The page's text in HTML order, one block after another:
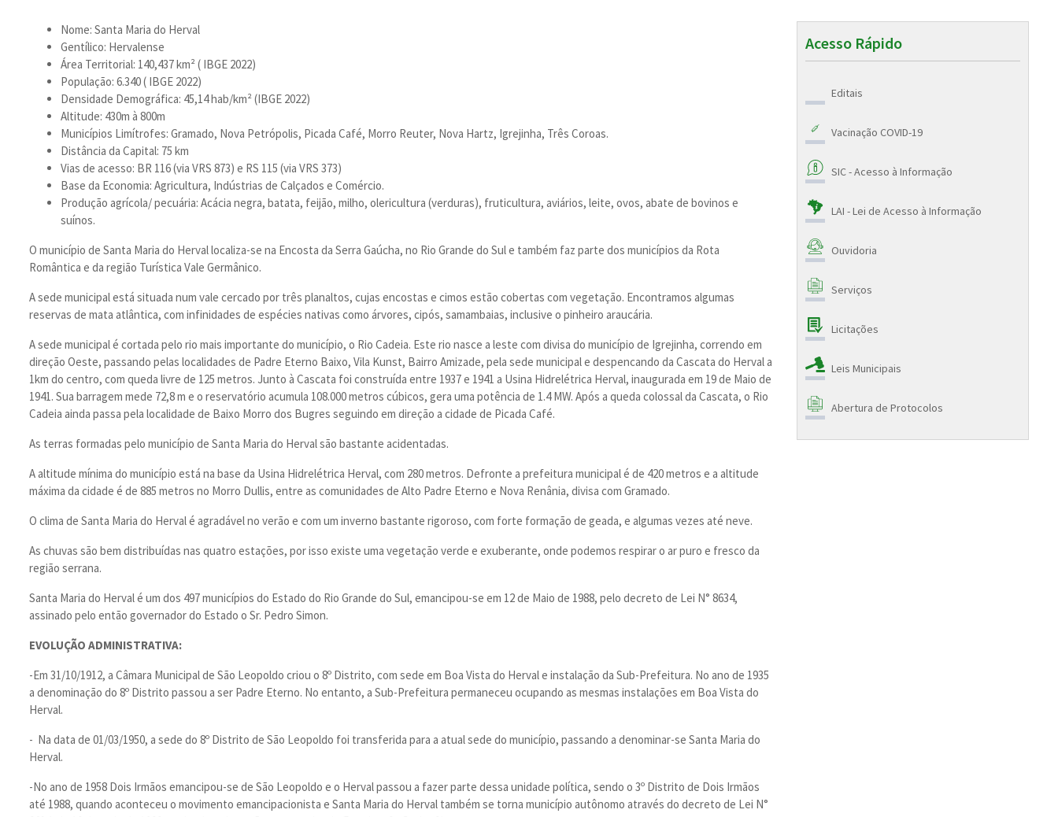
Nome: Santa Maria do Herval
Gentílico: Hervalense
Área Territorial: 140,437 km² ( IBGE 2022)
População: 6.340 ( IBGE 2022)
Densidade Demográfica: 45,14 hab/km² (IBGE 2022)
Altitude: 430m à 800m
Municípios Limítrofes: Gramado, Nova Petrópolis, Picada Café, Morro Reuter, Nova Hartz, Igrejinha, Três Coroas.
Distância da Capital: 75 km
Vias de acesso: BR 116 (via VRS 873) e RS 115 (via VRS 373)
Base da Economia: Agricultura, Indústrias de Calçados e Comércio.
Produção agrícola/ pecuária: Acácia negra, batata, feijão, milho, olericultura (verduras), fruticultura, aviários, leite, ovos, abate de bovinos e
suínos.
O município de Santa Maria do Herval localiza-se na Encosta da Serra Gaúcha, no Rio Grande do Sul e também faz parte dos municípios da Rota
Romântica e da região Turística Vale Germânico.
A sede municipal está situada num vale cercado por três planaltos, cujas encostas e cimos estão cobertas com vegetação. Encontramos algumas
reservas de mata atlântica, com infinidades de espécies nativas como árvores, cipós, samambaias, inclusive o pinheiro araucária.
A sede municipal é cortada pelo rio mais importante do município, o Rio Cadeia. Este rio nasce a leste com divisa do município de Igrejinha, correndo em
direção Oeste, passando pelas localidades de Padre Eterno Baixo, Vila Kunst, Bairro Amizade, pela sede municipal e despencando da Cascata do Herval a
1km do centro, com queda livre de 125 metros. Junto à Cascata foi construída entre 1937 e 1941 a Usina Hidrelétrica Herval, inaugurada em 19 de Maio de
1941. Sua barragem mede 72,8 m e o reservatório acumula 108.000 metros cúbicos, gera uma potência de 1.4 MW. Após a queda colossal da Cascata, o Rio
Cadeia ainda passa pela localidade de Baixo Morro dos Bugres seguindo em direção a cidade de Picada Café.
As terras formadas pelo município de Santa Maria do Herval são bastante acidentadas.
A altitude mínima do município está na base da Usina Hidrelétrica Herval, com 280 metros. Defronte a prefeitura municipal é de 420 metros e a altitude
máxima da cidade é de 885 metros no Morro Dullis, entre as comunidades de Alto Padre Eterno e Nova Renânia, divisa com Gramado.
O clima de Santa Maria do Herval é agradável no verão e com um inverno bastante rigoroso, com forte formação de geada, e algumas vezes até neve.
As chuvas são bem distribuídas nas quatro estações, por isso existe uma vegetação verde e exuberante, onde podemos respirar o ar puro e fresco da
região serrana.
Santa Maria do Herval é um dos 497 municípios do Estado do Rio Grande do Sul, emancipou-se em 12 de Maio de 1988, pelo decreto de Lei N° 8634,
assinado pelo então governador do Estado o Sr. Pedro Simon.
EVOLUÇÃO ADMINISTRATIVA:
-Em 31/10/1912, a Câmara Municipal de São Leopoldo criou o 8º Distrito, com sede em Boa Vista do Herval e instalação da Sub-Prefeitura. No ano de 1935
a denominação do 8º Distrito passou a ser Padre Eterno. No entanto, a Sub-Prefeitura permaneceu ocupando as mesmas instalações em Boa Vista do
Herval.
- Na data de 01/03/1950, a sede do 8º Distrito de São Leopoldo foi transferida para a atual sede do município, passando a denominar-se Santa Maria do
Herval.
-No ano de 1958 Dois Irmãos emancipou-se de São Leopoldo e o Herval passou a fazer parte dessa unidade política, sendo o 3º Distrito de Dois Irmãos
até 1988, quando aconteceu o movimento emancipacionista e Santa Maria do Herval também se torna município autônomo através do decreto de Lei N°
Acesso Rápido
Editais
Vacinação COVID-19
SIC - Acesso à Informação
LAI - Lei de Acesso à Informação
Ouvidoria
Serviços
Licitações
Leis Municipais
Abertura de Protocolos